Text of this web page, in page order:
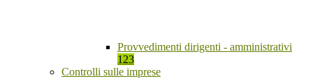
Provvedimenti dirigenti - amministrativi
123
Controlli sulle imprese